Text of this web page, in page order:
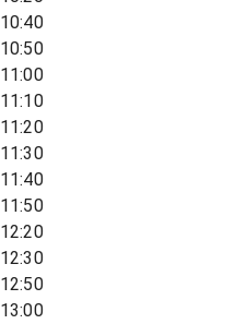
10:40
10:50
11:00
11:10
11:20
11:30
11:40
11:50
12:20
12:30
12:50
13:00